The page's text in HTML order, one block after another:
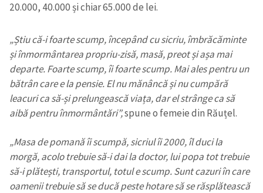
20.000, 40.000 și chiar 65.000 de lei.
„Știu că-i foarte scump, începând cu sicriu, îmbrăcăminte
și înmormântarea propriu-zisă, masă, preot și așa mai
departe. Foarte scump, îi foarte scump. Mai ales pentru un
bătrân care e la pensie. El nu mănâncă și nu cumpără
leacuri ca să-și prelungească viața, dar el strânge ca să
aibă pentru înmormântări”,spune o femeie din Răuțel.
„Masa de pomană îi scumpă, sicriul îi 2000, îl duci la
morgă, acolo trebuie să-i dai la doctor, lui popa tot trebuie
să-i plătești, transportul, totul e scump. Sunt cazuri în care
oamenii trebuie să se ducă peste hotare să se răsplătească